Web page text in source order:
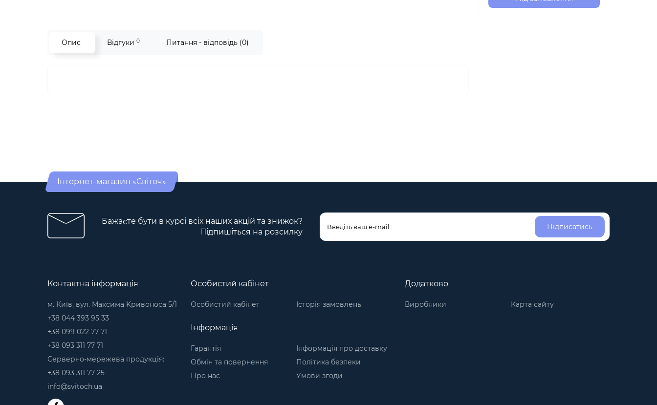
Опис Відгуки 0 Питання - відповідь (0)
Інтернет-магазин «Світоч»
Бажаєте бути в курсі всіх наших акцій та знижок?
Підпишіться на розсилку
Підписатись
Контактна інформація
м. Київ, вул. Максима Kривоноса 5/1
+38 044 393 95 33
+38 099 022 77 71
+38 093 311 77 71
Серверно-мережева продукція:
+38 093 311 77 25
info@svitoch.ua
Особистий кабінет
Особистий кабінет Історія замовлень
Додатково
Виробники Карта сайту
Інформація
Гарантія
Обмін та повернення
Про нас
Інформація про доставку
Політика безпеки
Умови згоди